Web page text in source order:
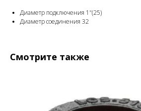
Диаметр подключения 1"(25)
Диаметр соединения 32
Смотрите также